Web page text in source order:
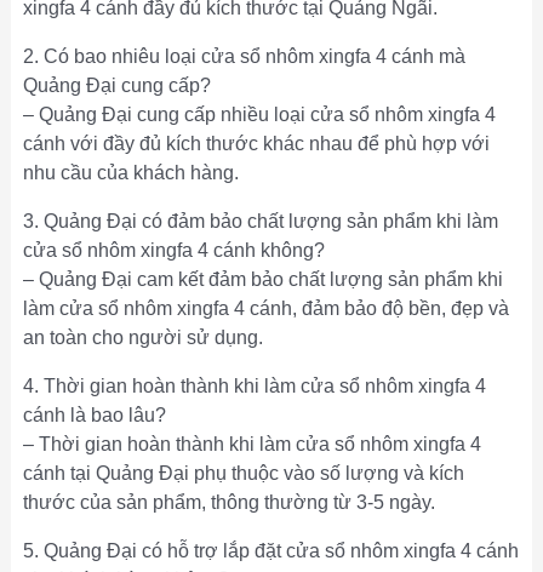
xingfa 4 cánh đầy đủ kích thước tại Quảng Ngãi.
2. Có bao nhiêu loại cửa sổ nhôm xingfa 4 cánh mà
Quảng Đại cung cấp?
– Quảng Đại cung cấp nhiều loại cửa sổ nhôm xingfa 4
cánh với đầy đủ kích thước khác nhau để phù hợp với
nhu cầu của khách hàng.
3. Quảng Đại có đảm bảo chất lượng sản phẩm khi làm
cửa sổ nhôm xingfa 4 cánh không?
– Quảng Đại cam kết đảm bảo chất lượng sản phẩm khi
làm cửa sổ nhôm xingfa 4 cánh, đảm bảo độ bền, đẹp và
an toàn cho người sử dụng.
4. Thời gian hoàn thành khi làm cửa sổ nhôm xingfa 4
cánh là bao lâu?
– Thời gian hoàn thành khi làm cửa sổ nhôm xingfa 4
cánh tại Quảng Đại phụ thuộc vào số lượng và kích
thước của sản phẩm, thông thường từ 3-5 ngày.
5. Quảng Đại có hỗ trợ lắp đặt cửa sổ nhôm xingfa 4 cánh